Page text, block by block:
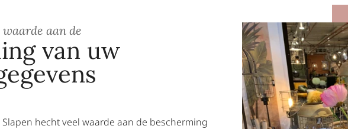
aan de
van uw
hecht veel waarde aan de bescherming